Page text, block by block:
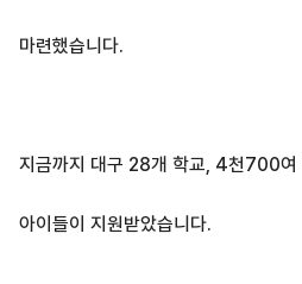
마련했습니다.
지금까지 대구 28개 학교, 4천700여
아이들이 지원받았습니다.